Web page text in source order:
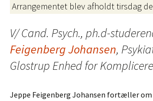
Arrangementet blev afholdt tirsdag
V/ Cand. Psych., ph.d-
Feigenberg Johansen,
Glostrup Enhed for
Jeppe Feigenberg Johansen fortæller